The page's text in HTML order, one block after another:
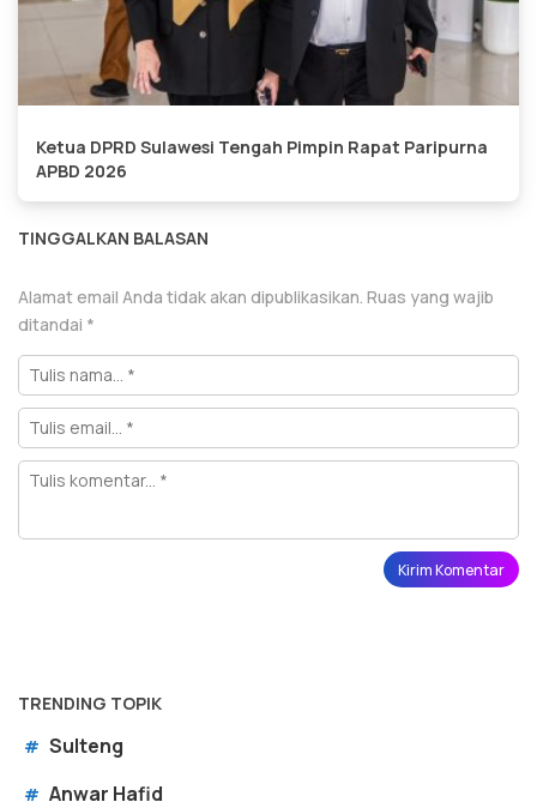
Ketua DPRD Sulawesi Tengah Pimpin Rapat Paripurna
APBD 2026
TINGGALKAN BALASAN
Alamat email Anda tidak akan dipublikasikan. Ruas yang wajib
ditandai *
TRENDING TOPIK
# Sulteng
# Anwar Hafid